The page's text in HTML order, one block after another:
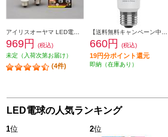
969円
(税込)
未定（入荷次第お届け）
(4件)
660円 (税込)
19円分ポイント還元
即納（在庫あり）
LED電球の人気ランキング
1位 2位